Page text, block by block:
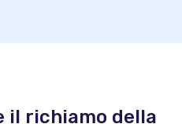
il richiamo della